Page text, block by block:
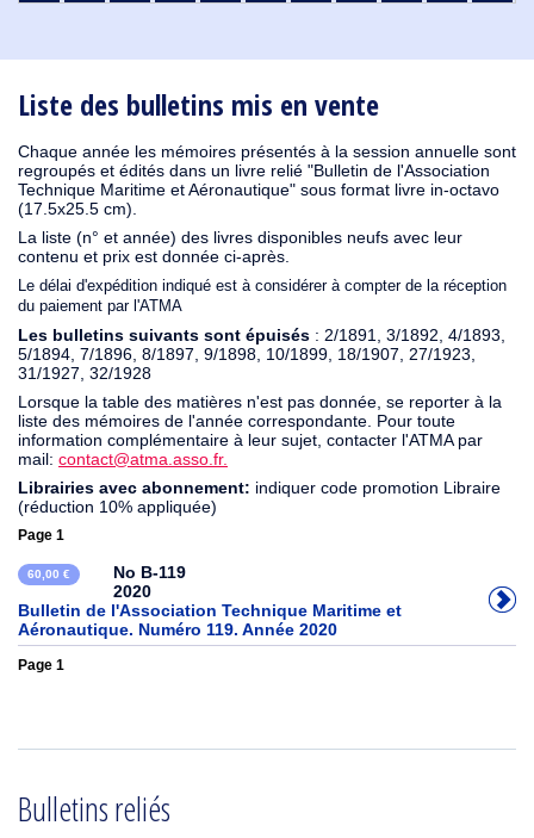
Liste des bulletins mis en vente
Chaque année les mémoires présentés à la session annuelle sont
regroupés et édités dans un livre relié "Bulletin de l'Association
Technique Maritime et Aéronautique" sous format livre in-octavo
(17.5x25.5 cm).
La liste (n° et année) des livres disponibles neufs avec leur
contenu et prix est donnée ci-après.
Le délai d'expédition indiqué est à considérer à compter de la réception
du paiement par l'ATMA
Les bulletins suivants sont épuisés : 2/1891, 3/1892, 4/1893,
5/1894, 7/1896, 8/1897, 9/1898, 10/1899, 18/1907, 27/1923,
31/1927, 32/1928
Lorsque la table des matières n'est pas donnée, se reporter à la
liste des mémoires de l'année correspondante. Pour toute
information complémentaire à leur sujet, contacter l'ATMA par
mail: contact@atma.asso.fr.
Librairies avec abonnement: indiquer code promotion Libraire
(réduction 10% appliquée)
Page 1
60,00 €
No B-119
2020
Bulletin de l'Association Technique Maritime et
Aéronautique. Numéro 119. Année 2020
Page 1
1930
1929 1926 1925 1924 1915 1914 1913 1912 1911
1910
Bulletins reliés